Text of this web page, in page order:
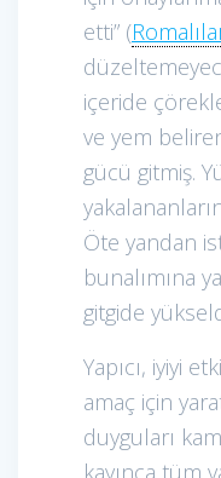
etti” (
içeride
ve yem
gücü gitmiş.
Öte yandan
bunalımına
gitgide
Yapıcı, iyiyi
amaç için
duyguları
kayınca tüm